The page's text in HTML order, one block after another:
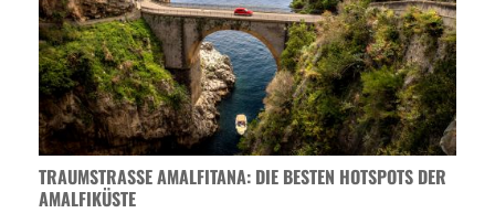
TRAUMSTRASSE AMALFITANA: DIE BESTEN HOTSPOTS DER A
MALFIKÜSTE